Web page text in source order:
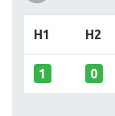
H1 H2
1 0